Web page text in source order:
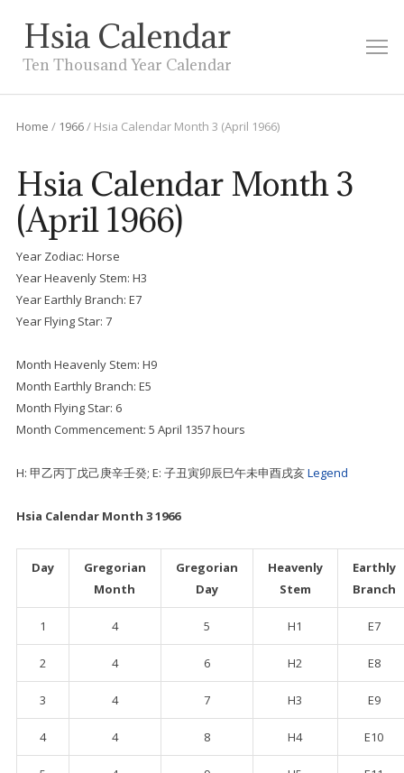
Hsia Calendar
Ten Thousand Year Calendar
Home / 1966/ Hsia Calendar Month 3 (April 1966)
Hsia Calendar Month 3
(April 1966)
Year Zodiac: Horse
Year Heavenly Stem: H3
Year Earthly Branch: E7
Year Flying Star: 7
Month Heavenly Stem: H9
Month Earthly Branch: E5
Month Flying Star: 6
Month Commencement: 5 April 1357 hours
H: 甲乙丙丁戊己庚辛壬癸; E: 子丑寅卯辰巳午未申酉戌亥Legend
Hsia Calendar Month 3 1966
Day
Gregorian
Month
Gregorian
Day
Heavenly
Stem
Earthly
Branch
1 4 5 H1 E7
2 4 6 H2 E8
3 4 7 H3 E9
4 4 8 H4 E10